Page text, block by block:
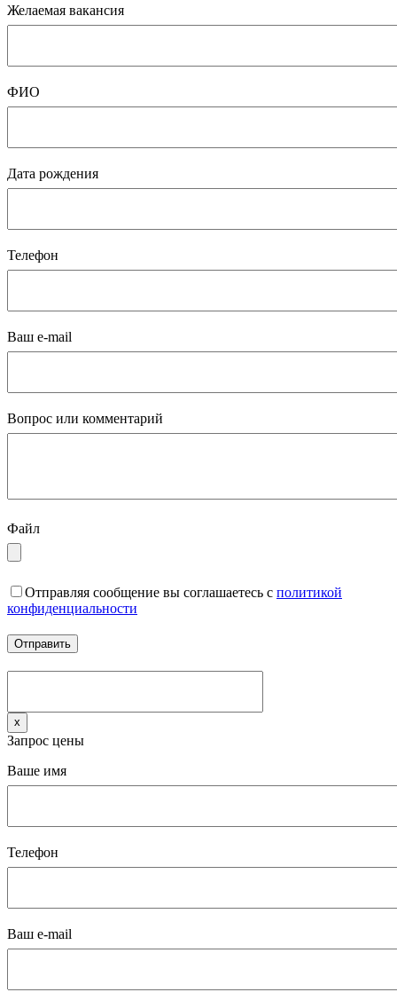
Желаемая вакансия
ФИО
Дата рождения
Телефон
Ваш e-mail
Вопрос или комментарий
Файл
Отправляя сообщение вы соглашаетесь с политикой
конфиденциальности
x
Запрос цены
Ваше имя
Телефон
Ваш e-mail